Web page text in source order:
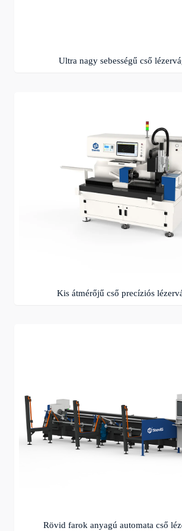
Ultra nagy sebességű cső
Kis átmérőjű cső precíziós
Rövid farok anyagú automata cső